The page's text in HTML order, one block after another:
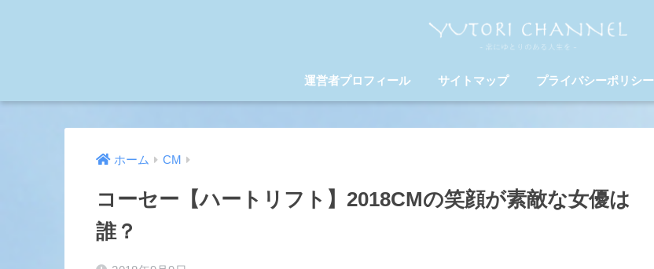
運営者プロフィール サイトマップ プライバシーポリシー
ホーム CM
コーセー【ハートリフト】2018CMの笑顔が素敵な女優は
誰？